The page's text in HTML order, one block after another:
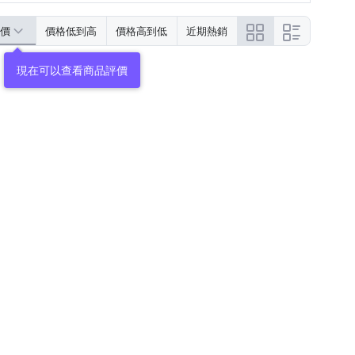
價格低到高 價格高到低 近期熱銷
現在可以查看商品評價